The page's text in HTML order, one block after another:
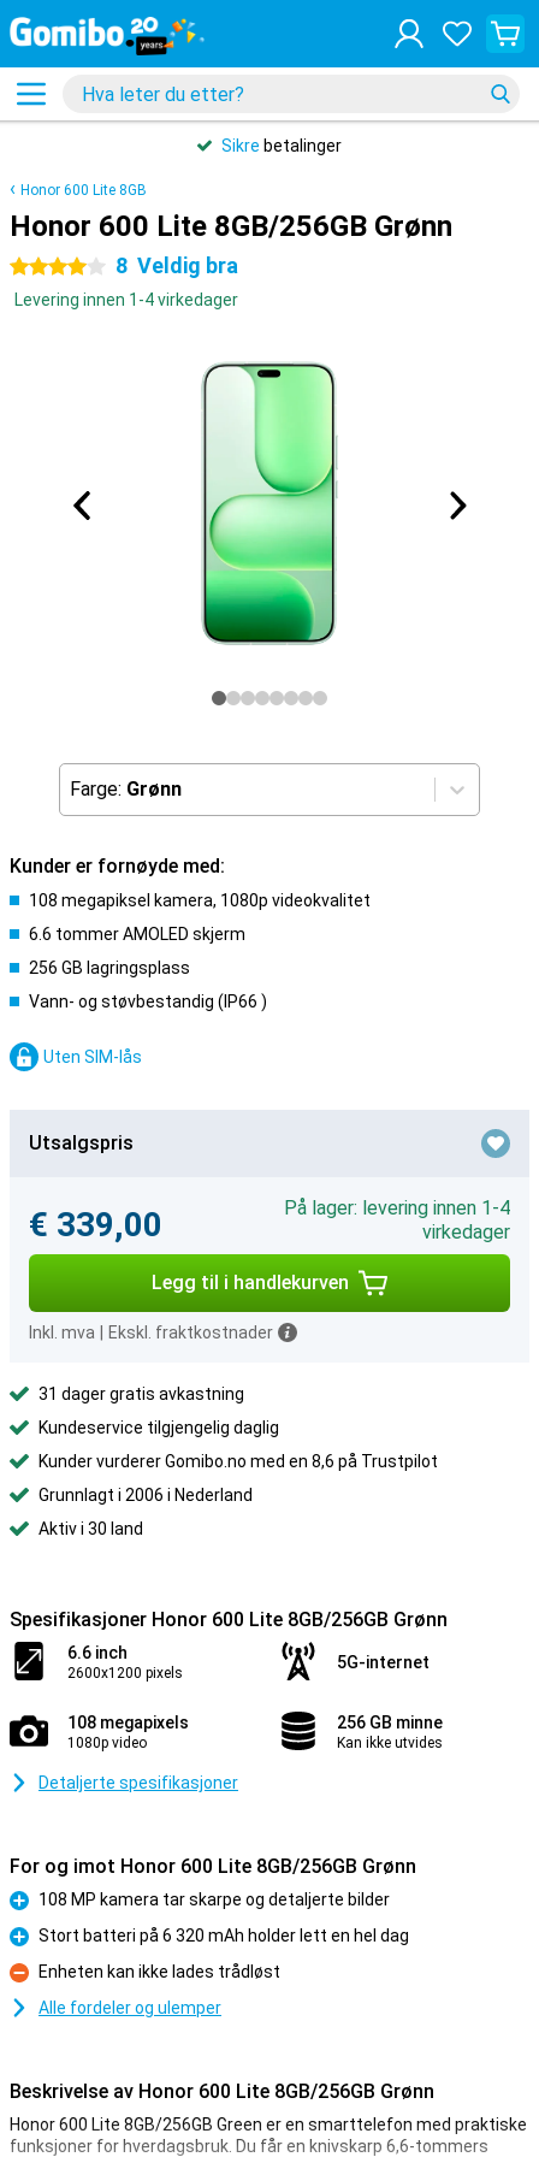
Sikre betalinger
Honor 600 Lite 8GB
Honor 600 Lite 8GB/256GB Grønn
4 stjerner 8 Veldig bra
Levering innen 1-4 virkedager
Farge: Grønn
Kunder er fornøyde med:
108 megapiksel kamera, 1080p videokvalitet
6.6 tommer AMOLED skjerm
256 GB lagringsplass
Vann- og støvbestandig (IP66 )
Uten SIM-lås
Utsalgspris
€ 339,00
På lager: levering innen 1-4
virkedager
Legg til i handlekurven
Inkl. mva Ekskl. fraktkostnader
31 dager gratis avkastning
Kundeservice tilgjengelig daglig
Kunder vurderer Gomibo.no med en 8,6 på Trustpilot
Grunnlagt i 2006 i Nederland
Aktiv i 30 land
Spesifikasjoner Honor 600 Lite 8GB/256GB Grønn
6.6 inch
2600x1200 pixels
5G-internet
108 megapixels
1080p video
256 GB minne
Kan ikke utvides
Detaljerte spesifikasjoner
For og imot Honor 600 Lite 8GB/256GB Grønn
Fordel
108 MP kamera tar skarpe og detaljerte bilder
Fordel
Stort batteri på 6 320 mAh holder lett en hel dag
Ulempe
Enheten kan ikke lades trådløst
Alle fordeler og ulemper
Beskrivelse av Honor 600 Lite 8GB/256GB Grønn
Honor 600 Lite 8GB/256GB Green er en smarttelefon med praktiske
funksjoner for hverdagsbruk. Du får en knivskarp 6,6-tommers